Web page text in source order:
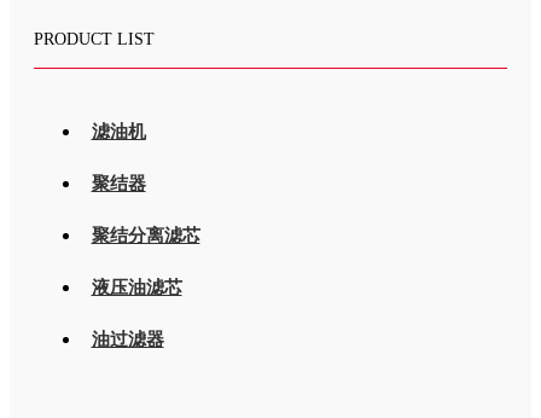
PRODUCT LIST
滤油机
聚结器
聚结分离滤芯
液压油滤芯
油过滤器